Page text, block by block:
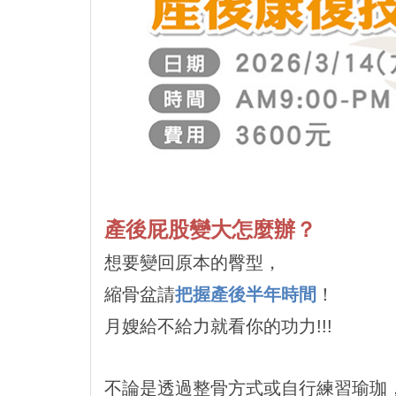
產後屁股變大怎麼辦？
想要變回原本的臀型，
縮骨盆請把握產後半年時間 ！
月嫂給不給力就看你的功力!!!
不論是透過整骨方式或自行練習瑜珈